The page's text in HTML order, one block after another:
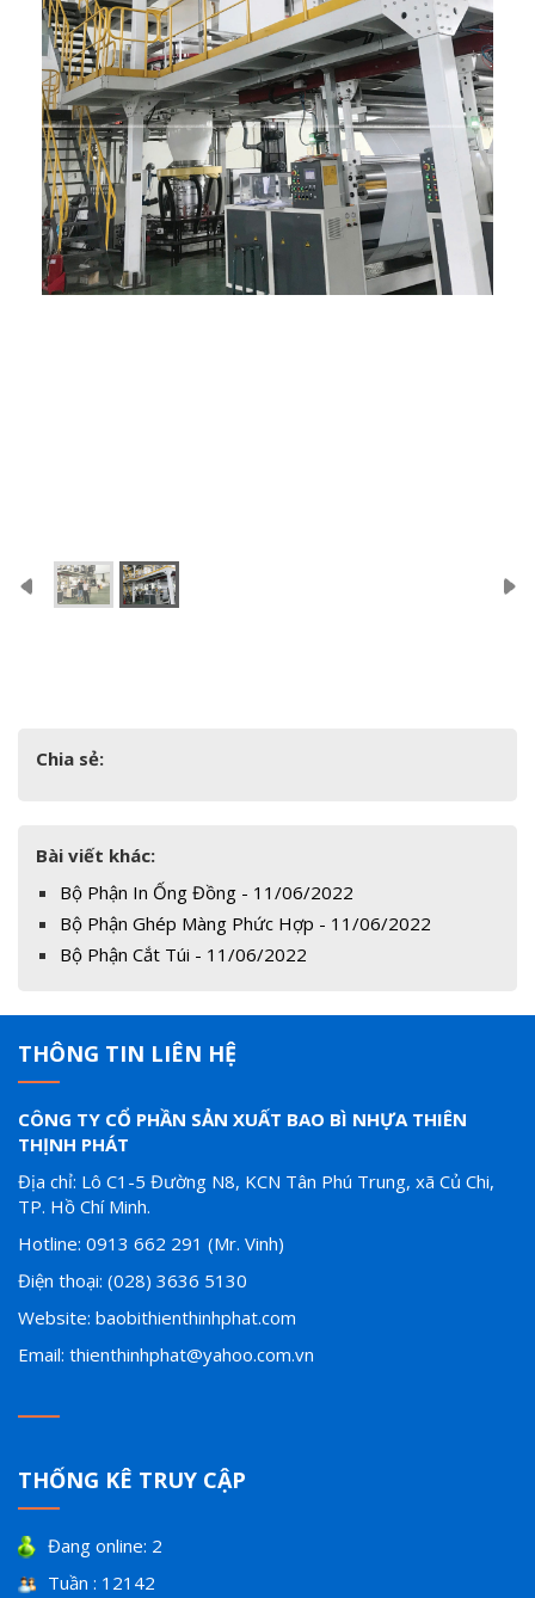
Chia sẻ:
Bài viết khác:
Bộ Phận In Ống Đồng - 11/06/2022
Bộ Phận Ghép Màng Phức Hợp - 11/06/2022
Bộ Phận Cắt Túi - 11/06/2022
THÔNG TIN LIÊN HỆ
CÔNG TY CỔ PHẦN SẢN XUẤT BAO BÌ NHỰA THIÊN
THỊNH PHÁT
Địa chỉ: Lô C1-5 Đường N8, KCN Tân Phú Trung, xã Củ Chi,
TP. Hồ Chí Minh.
Hotline: 0913 662 291 (Mr. Vinh)
Điện thoại: (028) 3636 5130
Website: baobithienthinhphat.com
Email: thienthinhphat@yahoo.com.vn
THỐNG KÊ TRUY CẬP
Đang online: 2
Tuần : 12142